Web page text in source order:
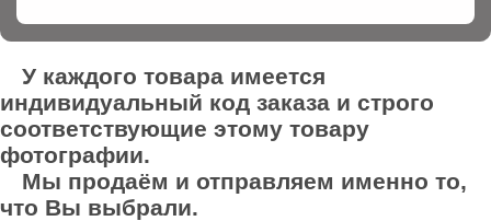
У каждого товара имеется
индивидуальный код заказа и строго
соответствующие этому товару
фотографии.
Мы продаём и отправляем именно то,
что Вы выбрали.